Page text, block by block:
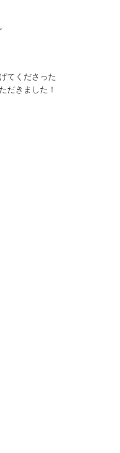
てくださった
だきました！